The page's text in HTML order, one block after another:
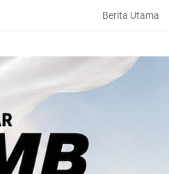
Berita Utama